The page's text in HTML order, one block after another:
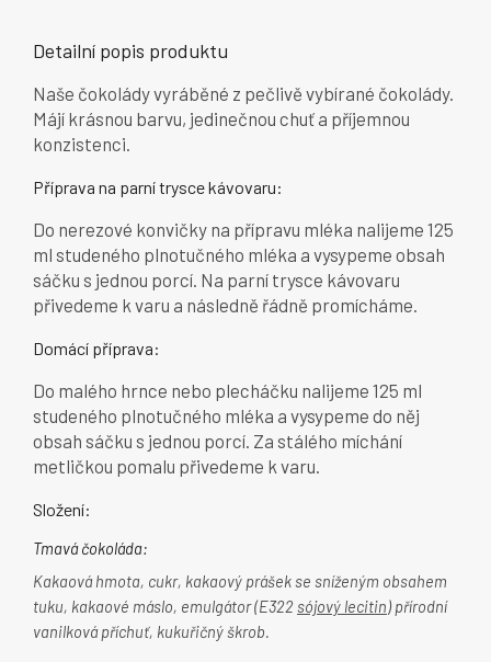
Detailní popis produktu
Naše čokolády vyráběné z pečlivě vybírané čokolády.
Májí krásnou barvu, jedinečnou chuť a příjemnou
konzistenci.
Příprava na parní trysce kávovaru:
Do nerezové konvičky na přípravu mléka nalijeme 125
ml studeného plnotučného mléka a vysypeme obsah
sáčku s jednou porcí. Na parní trysce kávovaru
přivedeme k varu a následně řádně promícháme.
Domácí příprava:
Do malého hrnce nebo plecháčku nalijeme 125 ml
studeného plnotučného mléka a vysypeme do něj
obsah sáčku s jednou porcí. Za stálého míchání
metličkou pomalu přivedeme k varu.
Složení:
Tmavá čokoláda:
Kakaová hmota, cukr, kakaový prášek se sníženým obsahem
tuku, kakaové máslo, emulgátor (E322sójový lecitin) přírodní
vanilková příchuť, kukuřičný škrob.